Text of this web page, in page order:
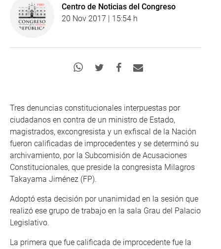
Centro de Noticias del Congreso
20 Nov 2017 | 15:54 h
Tres denuncias constitucionales interpuestas por
ciudadanos en contra de un ministro de Estado,
magistrados, excongresista y un exfiscal de la Nación
fueron calificadas de improcedentes y se determinó su
archivamiento, por la Subcomisión de Acusaciones
Constitucionales, que preside la congresista Milagros
Takayama Jiménez (FP).
Adoptó esta decisión por unanimidad en la sesión que
realizó ese grupo de trabajo en la sala Grau del Palacio
Legislativo.
La primera que fue calificada de improcedente fue la